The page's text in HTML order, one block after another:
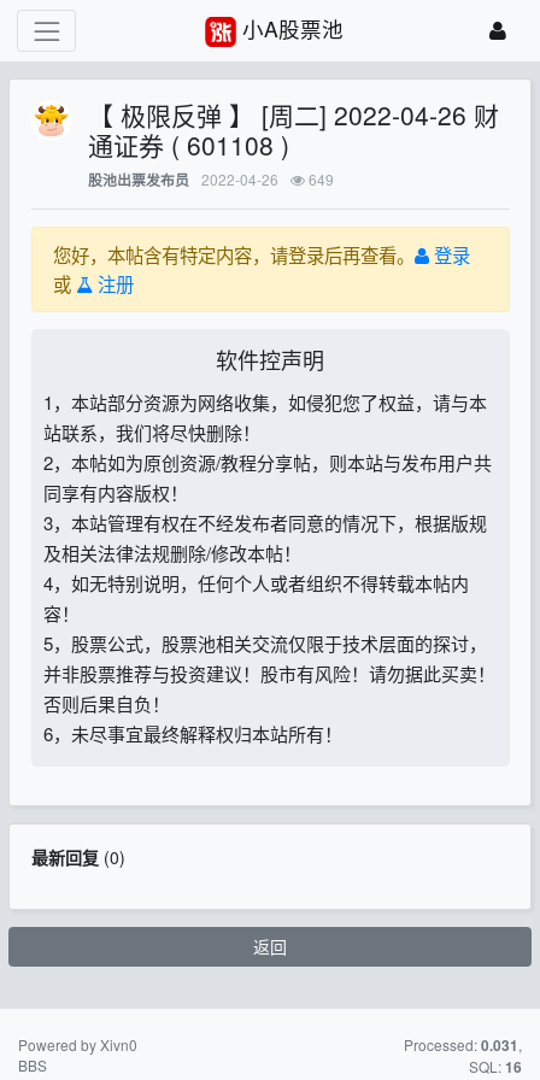
小A股票池
【 极限反弹 】 [周二] 2022-04-26 财
通证券 ( 601108 )
股池出票发布员 2022-04-26 649
您好，本帖含有特定内容，请登录后再查看。
登录
或
注册
软件控声明
1，本站部分资源为网络收集，如侵犯您了权益，请与本
站联系，我们将尽快删除！
2，本帖如为原创资源/教程分享帖，则本站与发布用户共
同享有内容版权！
3，本站管理有权在不经发布者同意的情况下，根据版规
及相关法律法规删除/修改本帖！
4，如无特别说明，任何个人或者组织不得转载本帖内
容！
5，股票公式，股票池相关交流仅限于技术层面的探讨，
并非股票推荐与投资建议！股市有风险！请勿据此买卖！
否则后果自负！
6，未尽事宜最终解释权归本站所有！
最新回复(0)
返回
Powered by Xivn0
BBS
Processed:0.031,
SQL:16